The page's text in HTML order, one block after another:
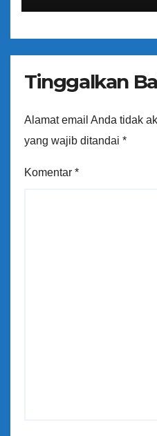
Tinggalkan
Alamat email Anda tidak
yang wajib ditandai *
Komentar *